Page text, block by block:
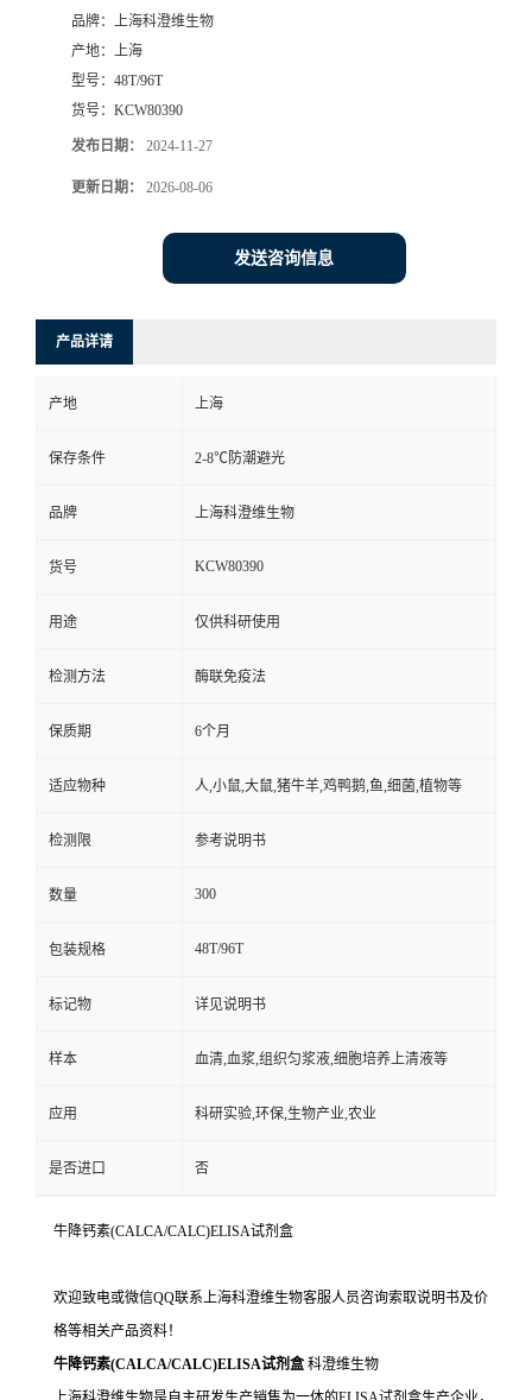
品牌：
上海科澄维生物
产地：
上海
型号： 48T/96T
货号： KCW80390
发布日期： 2024-11-27
更新日期： 2026-08-06
发送咨询信息
产品详请
产地 上海
保存条件 2-8℃防潮避光
品牌 上海科澄维生物
货号 KCW80390
用途 仅供科研使用
检测方法 酶联免疫法
保质期 6个月
适应物种 人,小鼠,大鼠,猪牛羊,鸡鸭鹅,鱼,细菌,植物等
检测限 参考说明书
数量 300
包装规格 48T/96T
标记物 详见说明书
样本 血清,血浆,组织匀浆液,细胞培养上清液等
应用 科研实验,环保,生物产业,农业
是否进口 否
牛降钙素(CALCA/CALC)ELISA试剂盒
欢迎致电或微信QQ联系上海科澄维生物客服人员咨询索取说明书及价
格等相关产品资料！
牛降钙素(CALCA/CALC)ELISA试剂盒 科澄维生物